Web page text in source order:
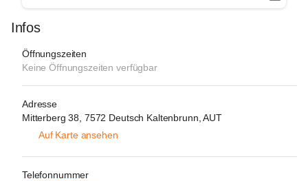
Infos
Öffnungszeiten
Keine Öffnungszeiten verfügbar
Adresse
Mitterberg 38, 7572 Deutsch Kaltenbrunn, AUT
Auf Karte ansehen
Telefonnummer